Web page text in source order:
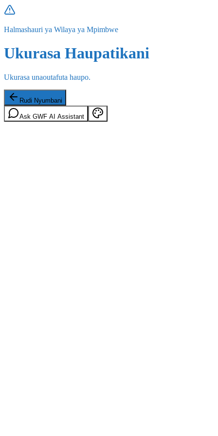
Halmashauri ya Wilaya ya Mpimbwe
Ukurasa Haupatikani
Ukurasa unaoutafuta haupo.
Rudi Nyumbani
Ask GWF AI Assistant